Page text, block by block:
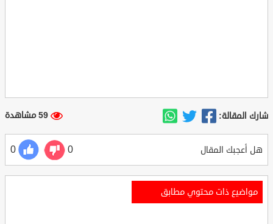
شارك المقالة: 59 مشاهدة
هل أعجبك المقال 0
0
مواضيع ذات محتوي مطابق